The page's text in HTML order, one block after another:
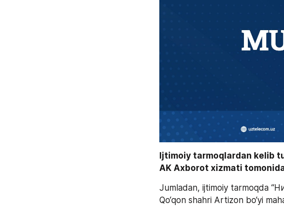
Ijtimoiy tarmoqlardan kelib
AK Axborot xizmati
Jumladan, ijtimoiy tarmoqda